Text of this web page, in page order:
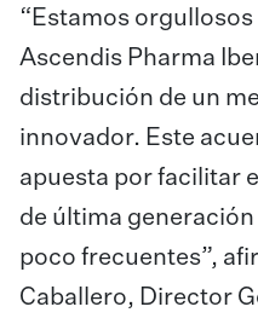
“Estamos
Ascendis Pharma
distribución de un
innovador. Este
apuesta por facilitar
de última
poco frecuentes”,
Caballero, Director